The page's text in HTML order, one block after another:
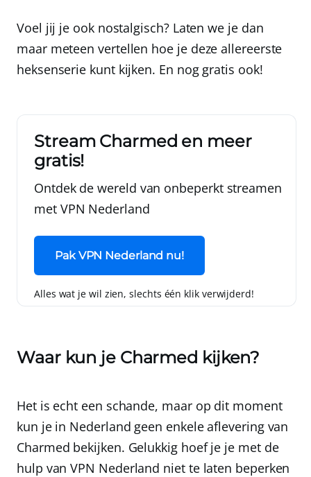
Voel jij je ook nostalgisch? Laten we je dan
maar meteen vertellen hoe je deze allereerste
heksenserie kunt kijken. En nog gratis ook!
Stream Charmed en meer
gratis!
Ontdek de wereld van onbeperkt streamen
met VPN Nederland
Pak VPN Nederland nu!
Alles wat je wil zien, slechts één klik verwijderd!
Waar kun je Charmed kijken?
Het is echt een schande, maar op dit moment
kun je in Nederland geen enkele afleveringvan
Charmed bekijken. Gelukkig hoef je je met de
hulp vanVPN Nederland niet te laten beperken